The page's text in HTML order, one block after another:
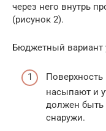
через него внутрь
(рисунок 2).
Бюджетный вариант
насыпают и
должен быть
снаружи.